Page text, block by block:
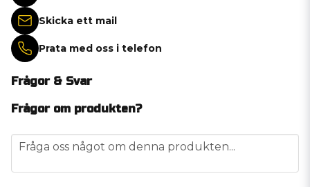
Skicka ett mail
Prata med oss i telefon
Frågor & Svar
Frågor om produkten?
question
Fråga oss något om denna produkten...